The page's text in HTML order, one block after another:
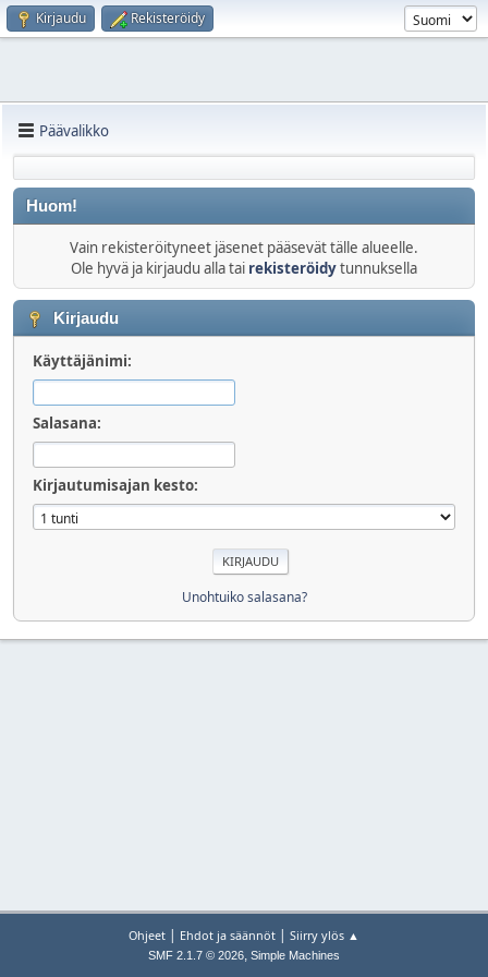
Kirjaudu Rekisteröidy
Päävalikko
Huom!
Vain rekisteröityneet jäsenet pääsevät tälle alueelle.
Ole hyvä ja kirjaudu alla tai rekisteröidytunnuksella
Kirjaudu
Käyttäjänimi:
Salasana:
Kirjautumisajan kesto:
Unohtuiko salasana?
Ohjeet | Ehdot ja säännöt | Siirry ylös ▲
SMF 2.1.7 © 2026, Simple Machines